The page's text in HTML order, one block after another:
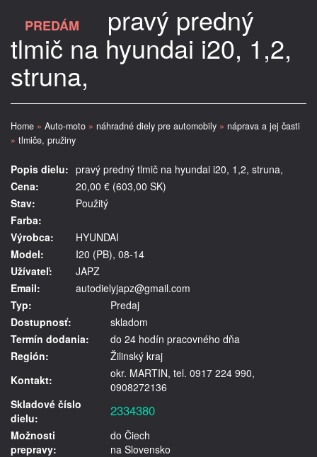
PREDÁM pravý predný
tlmič na hyundai i20, 1,2,
struna,
Home » Auto-moto » náhradné diely pre automobily » náprava a jej časti
» tlmiče, pružiny
Popis dielu: pravý predný tlmič na hyundai i20, 1,2, struna,
Cena:
20,00 € (603,00 SK)
Stav:
Použitý
Farba:
Výrobca:
HYUNDAI
Model:
I20 (PB), 08-14
Užívateľ:
JAPZ
Email:
autodielyjapz@gmail.com
Typ:
Predaj
Dostupnosť:
skladom
Termín dodania:
do 24 hodín pracovného dňa
Región:
Žilinský kraj
Kontakt:
okr. MARTIN, tel. 0917 224 990,
0908272136
Skladové číslo
dielu:
2334380
Možnosti
prepravy:
do Čiech
na Slovensko